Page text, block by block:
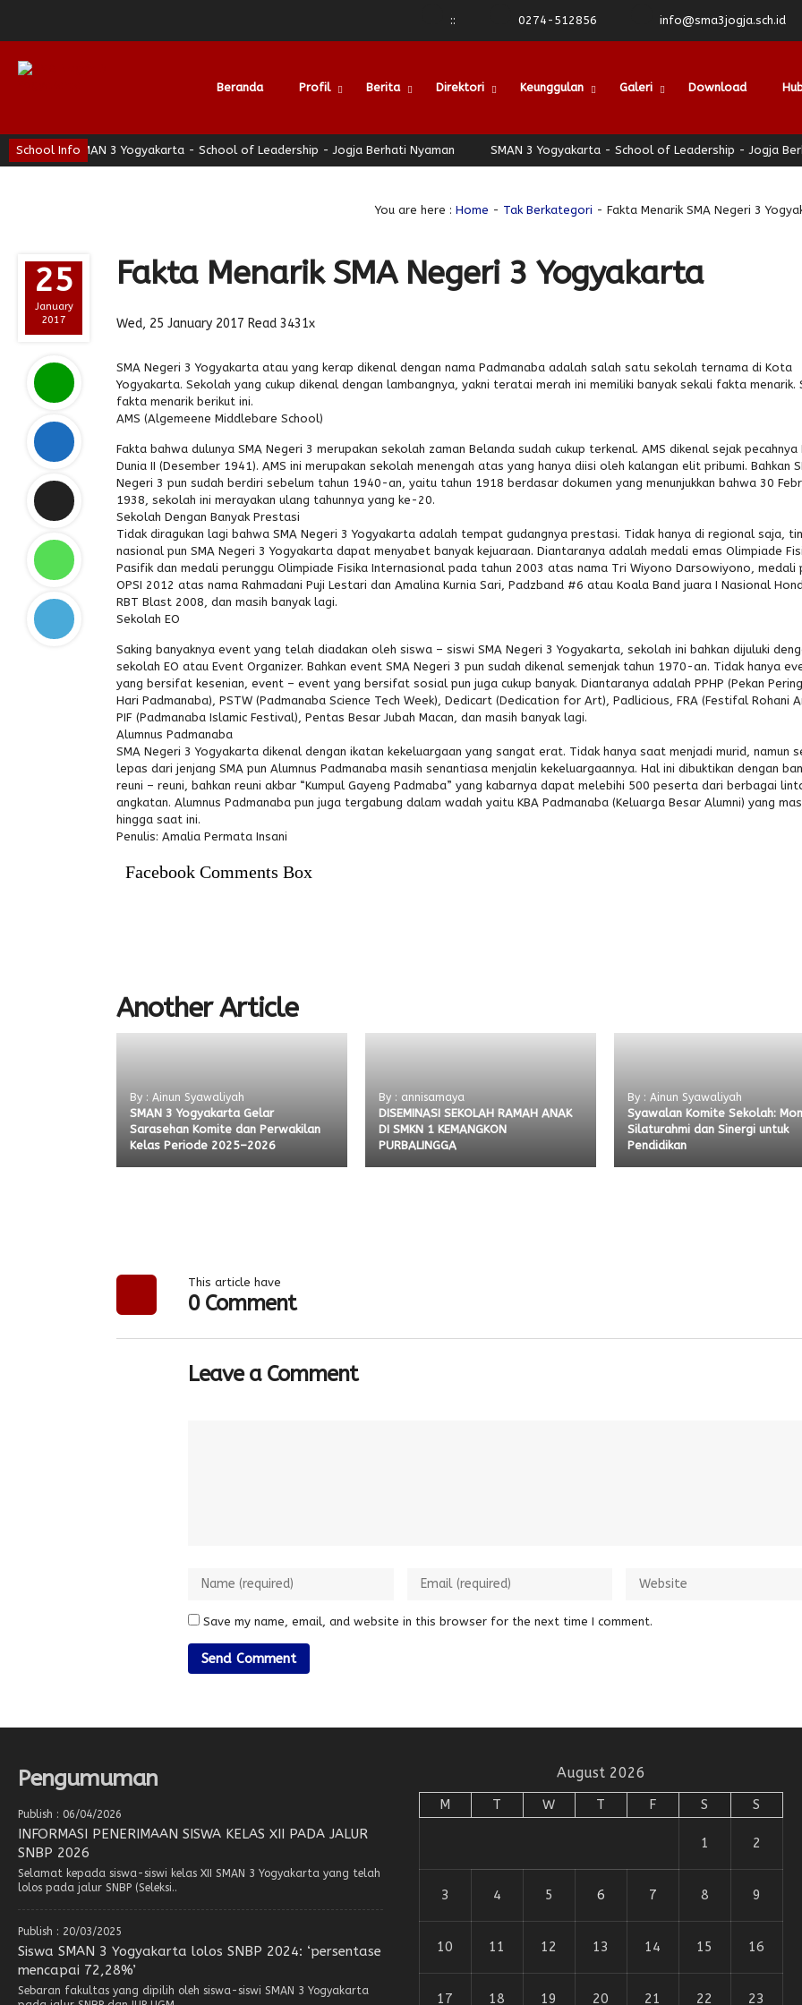
:: 0274-512856 info@sma3jogja.sch.id
Beranda Profil Berita Direktori Keunggulan Galeri Download
School Info
SMAN 3 Yogyakarta - School of Leadership - Jogja Berhati Nyaman SMAN 3 Yogyakarta - School of Leadership - Jogja Berhati
You are here : Home - Tak Berkategori - Fakta Menarik SMA Negeri 3
25
January
2017
Fakta Menarik SMA Negeri 3 Yogyakarta
Wed, 25 January 2017 Read 3431x
SMA Negeri 3 Yogyakarta atau yang kerap dikenal dengan nama Padmanaba adalah salah satu sekolah ternama di Kota
Yogyakarta. Sekolah yang cukup dikenal dengan lambangnya, yakni teratai merah ini memiliki banyak sekali fakta menarik.
fakta menarik berikut ini.
AMS (Algemeene Middlebare School)
Fakta bahwa dulunya SMA Negeri 3 merupakan sekolah zaman Belanda sudah cukup terkenal. AMS dikenal sejak pecahnya
Dunia II (Desember 1941). AMS ini merupakan sekolah menengah atas yang hanya diisi oleh kalangan elit pribumi. Bahkan
Negeri 3 pun sudah berdiri sebelum tahun 1940-an, yaitu tahun 1918 berdasar dokumen yang menunjukkan bahwa 30
1938, sekolah ini merayakan ulang tahunnya yang ke-20.
Sekolah Dengan Banyak Prestasi
Tidak diragukan lagi bahwa SMA Negeri 3 Yogyakarta adalah tempat gudangnya prestasi. Tidak hanya di regional saja,
nasional pun SMA Negeri 3 Yogyakarta dapat menyabet banyak kejuaraan. Diantaranya adalah medali emas Olimpiade
Pasifik dan medali perunggu Olimpiade Fisika Internasional pada tahun 2003 atas nama Tri Wiyono Darsowiyono, medali
OPSI 2012 atas nama Rahmadani Puji Lestari dan Amalina Kurnia Sari, Padzband #6 atau Koala Band juara I Nasional
RBT Blast 2008, dan masih banyak lagi.
Sekolah EO
Saking banyaknya event yang telah diadakan oleh siswa – siswi SMA Negeri 3 Yogyakarta, sekolah ini bahkan dijuluki
sekolah EO atau Event Organizer. Bahkan event SMA Negeri 3 pun sudah dikenal semenjak tahun 1970-an. Tidak hanya
yang bersifat kesenian, event – event yang bersifat sosial pun juga cukup banyak. Diantaranya adalah PPHP (Pekan
Hari Padmanaba), PSTW (Padmanaba Science Tech Week), Dedicart (Dedication for Art), Padlicious, FRA (Festifal Rohani
PIF (Padmanaba Islamic Festival), Pentas Besar Jubah Macan, dan masih banyak lagi.
Alumnus Padmanaba
SMA Negeri 3 Yogyakarta dikenal dengan ikatan kekeluargaan yang sangat erat. Tidak hanya saat menjadi murid, namun
lepas dari jenjang SMA pun Alumnus Padmanaba masih senantiasa menjalin kekeluargaannya. Hal ini dibuktikan dengan
reuni – reuni, bahkan reuni akbar “Kumpul Gayeng Padmaba” yang kabarnya dapat melebihi 500 peserta dari berbagai
angkatan. Alumnus Padmanaba pun juga tergabung dalam wadah yaitu KBA Padmanaba (Keluarga Besar Alumni) yang
hingga saat ini.
Penulis: Amalia Permata Insani
Facebook Comments Box
Another Article
By : Ainun Syawaliyah
SMAN 3 Yogyakarta Gelar
Sarasehan Komite dan Perwakilan
Kelas Periode 2025–2026
By : annisamaya
DISEMINASI SEKOLAH RAMAH ANAK
DI SMKN 1 KEMANGKON
PURBALINGGA
By : Ainun Syawaliyah
Syawalan Komite Sekolah:
Silaturahmi dan Sinergi untuk
Pendidikan
This article have
0 Comment
Leave a Comment
Save my name, email, and website in this browser for the next time I comment.
Pengumuman
Publish : 06/04/2026
INFORMASI PENERIMAAN SISWA KELAS XII PADA JALUR
SNBP 2026
Selamat kepada siswa-siswi kelas XII SMAN 3 Yogyakarta yang telah
lolos pada jalur SNBP (Seleksi..
Publish : 20/03/2025
Siswa SMAN 3 Yogyakarta lolos SNBP 2024: ‘persentase
mencapai 72,28%’
Sebaran fakultas yang dipilih oleh siswa-siswi SMAN 3 Yogyakarta
August 2026
M T W T F S S
1 2
3 4 5 6 7 8 9
10 11 12 13 14 15 16
17 18 19 20 21 22 23